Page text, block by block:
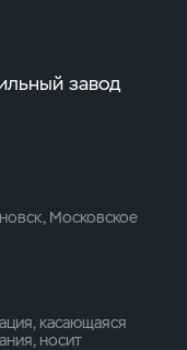
завод
Московское
касающаяся
носит